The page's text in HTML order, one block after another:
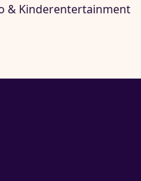
& Kinderentertainment